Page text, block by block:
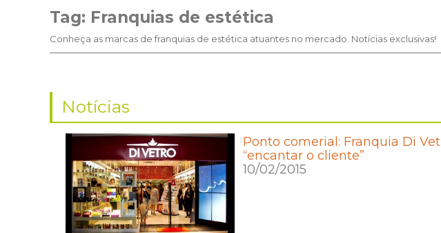
Tag: Franquias de estética
Conheça as marcas de franquias de estética atuantes no mercado. Notícias exclusivas!
Notícias
Ponto comerial: Franquia Di
“encantar o cliente”
10/02/2015